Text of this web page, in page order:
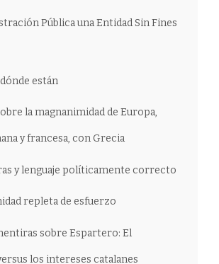
Pública una Entidad Sin Fines
están
la magnanimidad de Europa,
y francesa, con Grecia
y lenguaje políticamente correcto
repleta de esfuerzo
sobre Espartero: El
los intereses catalanes